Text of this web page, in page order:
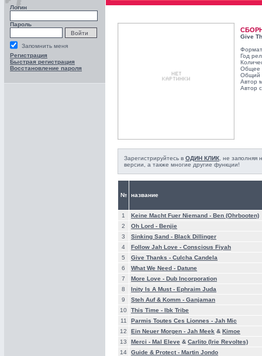
Логин
Пароль
Запомнить меня
Регистрация
Быстрая регистрация
Восстановление пароля
Give
Год
Общее
Общий
Автор
Автор
Зарегистрируйтесь в ОДИН КЛИК , не
версии, а также многие другие функции!
№ название
1 Keine Macht Fuer Niemand - Ben (Ohrbooten)
2
Oh Lord - Benjie
3
Sinking Sand - Black Dillinger
4
Follow Jah Love - Conscious Fiyah
5
Give Thanks - Culcha Candela
6
What We Need - Datune
7
More Love - Dub Incorporation
8
Inity Is A Must - Ephraim Juda
9
Steh Auf & Komm - Ganjaman
10
This Time - Ibk Tribe
11
Parmis Toutes Ces Lionnes - Jah Mic
12
Ein Neuer Morgen - Jah Meek & Kimoe
13
Merci - Mal Eleve & Carlito (Irie Revoltes)
14
Guide & Protect - Martin Jondo